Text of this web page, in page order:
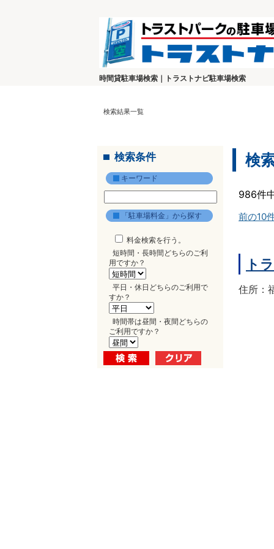
時間貸駐車場検索｜トラストナビ駐車場検索
検索結果一覧
検索条件
キーワード
「駐車場料金」から探す
料金検索を行う。
短時間・長時間どちらのご利
用ですか？
平日・休日どちらのご利用で
すか？
時間帯は昼間・夜間どちらの
ご利用ですか？
検
986件
前の10
ト
住所：